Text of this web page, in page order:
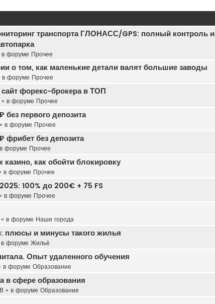
транспорта ГЛОНАСС/GPS: полный контроль и
в форуме Прочее
о том, как маленькие детали валят большие заводы
в форуме Прочее
форекс-брокера в ТОП
» в форуме Прочее
первого депозита
» в форуме Прочее
без депозита
форуме Прочее
как обойти блокировку
в форуме Прочее
100% до 200€ + 75 FS
в форуме Прочее
» в форуме Наши города
плюсы и минусы такого жилья
в форуме Жильё
Опыт удаленного обучения
в форуме Образование
в сфере образования
» в форуме Образование